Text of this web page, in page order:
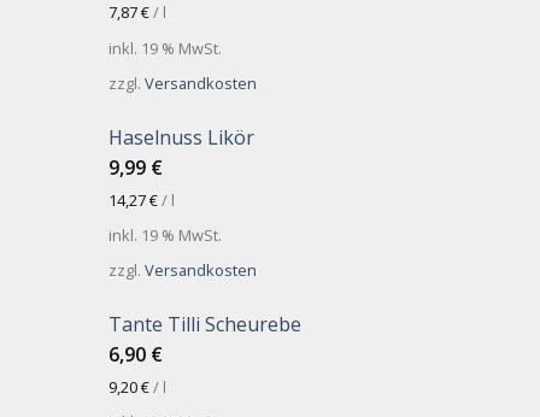
7,87€/ l
inkl. 19 % MwSt.
zzgl. Versandkosten
Haselnuss Likör
9,99 €
14,27€/ l
inkl. 19 % MwSt.
zzgl. Versandkosten
Tante Tilli Scheurebe
6,90 €
9,20€/ l